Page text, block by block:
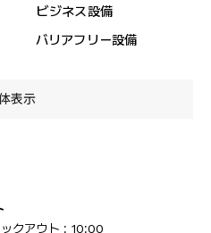
ビジネス設備
バリアフリー設備
表示
クアウト : 10:00